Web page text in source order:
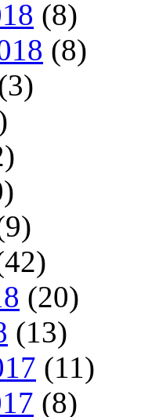
(8)
(8)
(20)
(13)
(11)
(8)